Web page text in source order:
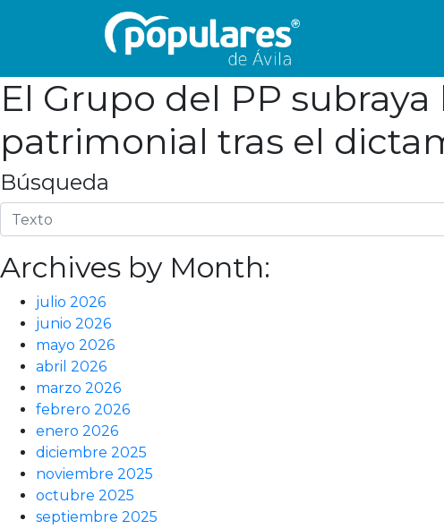
El Grupo del PP
patrimonial tras el
Búsqueda
Archives by Month:
julio 2026
junio 2026
mayo 2026
abril 2026
marzo 2026
febrero 2026
enero 2026
diciembre 2025
noviembre 2025
octubre 2025
septiembre 2025